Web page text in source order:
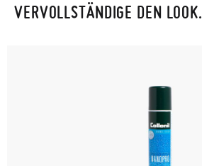
VERVOLLSTÄNDIGE DEN LOOK.